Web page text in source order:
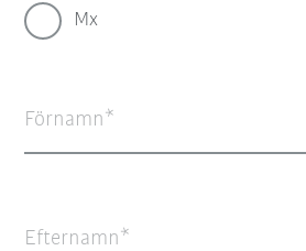
Mx
Förnamn
Efternamn